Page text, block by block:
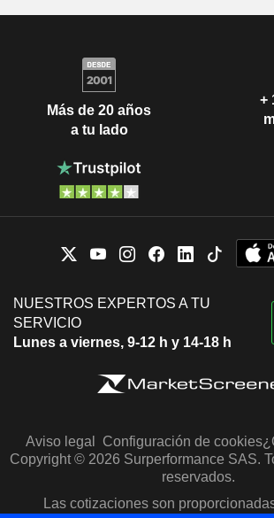
Más de 20 años
a tu lado
+
NUESTROS EXPERTOS A TU
SERVICIO
Lunes a viernes, 9-12 h y 14-18 h
Aviso legal Configuración de cookies
Copyright © 2026 Surperformance SAS.
reservados.
Las cotizaciones son